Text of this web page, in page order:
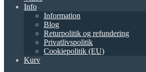
Info
Information
Blog
Returpolitik og refundering
Privatlivspolitik
Cookiepolitik (EU)
Kurv